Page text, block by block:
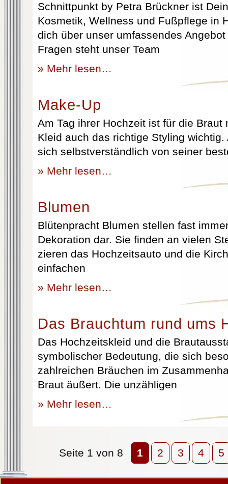
Schnittpunkt by Petra Brückner ist
Kosmetik, Wellness und Fußpflege in
dich über unser umfassendes
Fragen steht unser Team
» Mehr lesen…
Make-Up
Am Tag ihrer Hochzeit ist für die Braut
Kleid auch das richtige Styling
sich selbstverständlich von seiner
» Mehr lesen…
Blumen
Blütenpracht Blumen stellen fast
Dekoration dar. Sie finden an vielen
zieren das Hochzeitsauto und die
einfachen
» Mehr lesen…
Das Brauchtum rund ums
Das Hochzeitskleid und die
symbolischer Bedeutung, die sich
zahlreichen Bräuchen im
Braut äußert. Die unzähligen
» Mehr lesen…
Seite 1 von 8 1 2 3 4 5